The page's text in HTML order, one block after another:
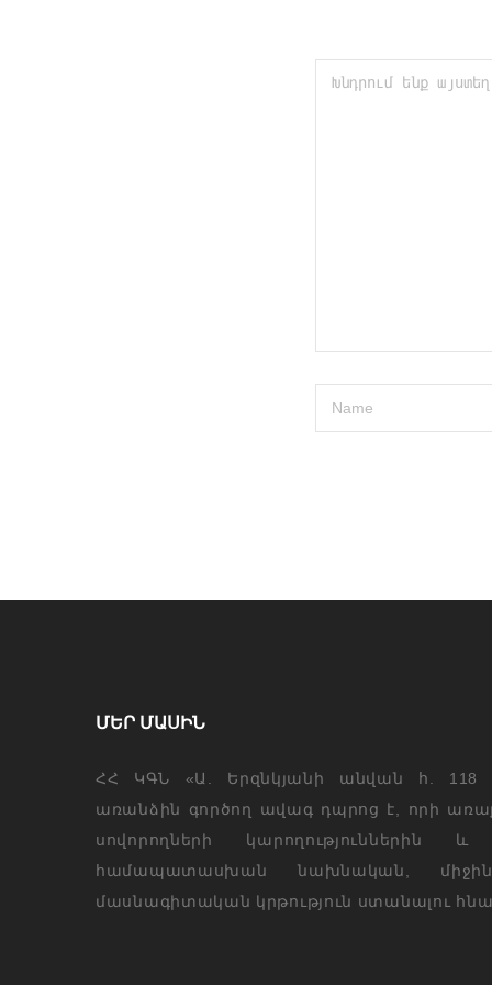
ՄԵՐ ՄԱՍԻՆ
ՀՀ ԿԳՆ «Ա. Երզնկյանի անվան հ. 118
առանձին գործող ավագ դպրոց է, որի
սովորողների կարողություններին և
համապատասխան նախնական,
մասնագիտական կրթություն ստանալու